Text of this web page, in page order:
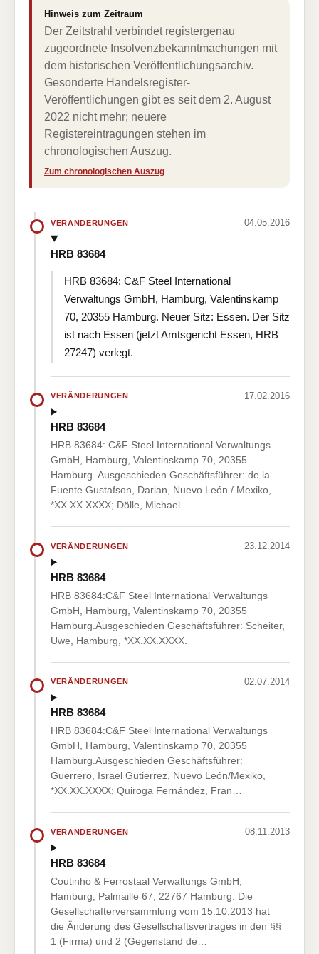
Hinweis zum Zeitraum
Der Zeitstrahl verbindet registergenau
zugeordnete Insolvenzbekanntmachungen mit
dem historischen Veröffentlichungsarchiv.
Gesonderte Handelsregister-
Veröffentlichungen gibt es seit dem 2. August
2022 nicht mehr; neuere
Registereintragungen stehen im
chronologischen Auszug.
Zum chronologischen Auszug
VERÄNDERUNGEN 04.05.2016
HRB 83684
HRB 83684: C&F Steel International
Verwaltungs GmbH, Hamburg, Valentinskamp
70, 20355 Hamburg. Neuer Sitz: Essen. Der Sitz
ist nach Essen (jetzt Amtsgericht Essen, HRB
27247) verlegt.
VERÄNDERUNGEN 17.02.2016
HRB 83684
HRB 83684: C&F Steel International Verwaltungs
GmbH, Hamburg, Valentinskamp 70, 20355
Hamburg. Ausgeschieden Geschäftsführer: de la
Fuente Gustafson, Darian, Nuevo León / Mexiko,
*XX.XX.XXXX; Dölle, Michael …
VERÄNDERUNGEN 23.12.2014
HRB 83684
HRB 83684:C&F Steel International Verwaltungs
GmbH, Hamburg, Valentinskamp 70, 20355
Hamburg.Ausgeschieden Geschäftsführer: Scheiter,
Uwe, Hamburg, *XX.XX.XXXX.
VERÄNDERUNGEN 02.07.2014
HRB 83684
HRB 83684:C&F Steel International Verwaltungs
GmbH, Hamburg, Valentinskamp 70, 20355
Hamburg.Ausgeschieden Geschäftsführer:
Guerrero, Israel Gutierrez, Nuevo León/Mexiko,
*XX.XX.XXXX; Quiroga Fernández, Fran…
VERÄNDERUNGEN 08.11.2013
HRB 83684
Coutinho & Ferrostaal Verwaltungs GmbH,
Hamburg, Palmaille 67, 22767 Hamburg. Die
Gesellschafterversammlung vom 15.10.2013 hat
die Änderung des Gesellschaftsvertrages in den §§
1 (Firma) und 2 (Gegenstand de…